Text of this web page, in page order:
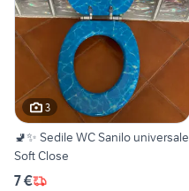
3
🚽✨ Sedile WC Sanilo universale
Soft Close
7 €